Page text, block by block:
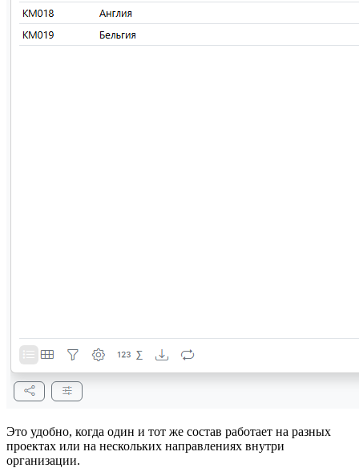
Это удобно, когда один и тот же состав работает на разных
проектах или на нескольких направлениях внутри
организации.